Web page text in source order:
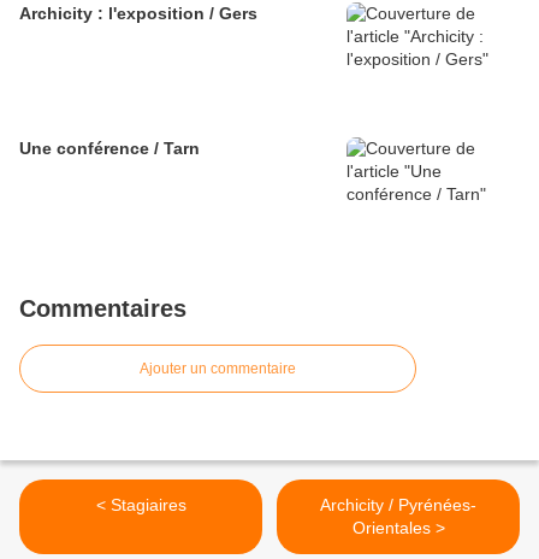
Archicity : l'exposition / Gers
Une conférence / Tarn
Commentaires
Ajouter un commentaire
< Stagiaires
Archicity / Pyrénées-
Orientales >